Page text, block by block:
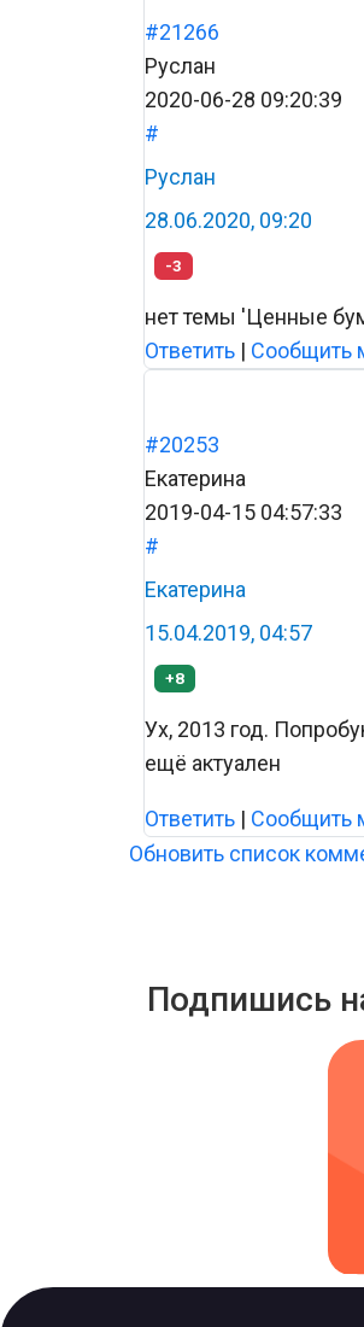
#21266
Руслан
2020-06-28 09:20:39
#
Руслан
28.06.2020, 09:20
-3
нет темы 'Ценные
Ответить | Сообщить
#20253
Екатерина
2019-04-15 04:57:33
#
Екатерина
15.04.2019, 04:57
+8
Ух, 2013 год.
ещё актуален
Ответить | Сообщить
Обновить список
Подпишись